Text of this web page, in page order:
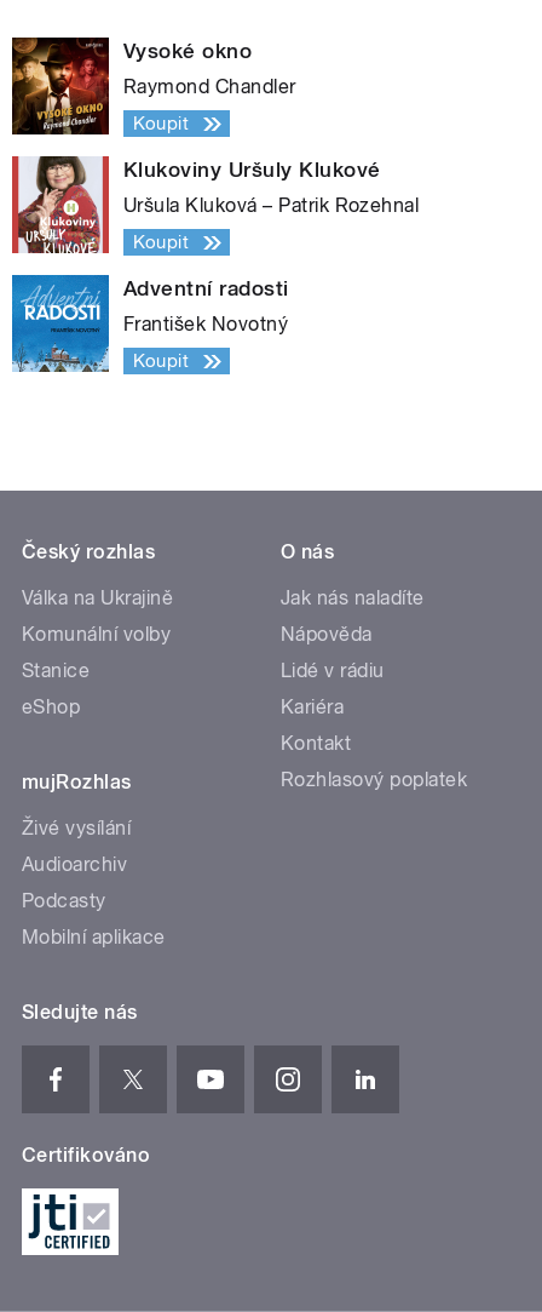
Vysoké okno
Raymond Chandler
Koupit
Klukoviny Uršuly Klukové
Uršula Kluková – Patrik Rozehnal
Koupit
Adventní radosti
František Novotný
Koupit
Český rozhlas
Válka na Ukrajině
Komunální volby
Stanice
eShop
mujRozhlas
Živé vysílání
Audioarchiv
Podcasty
Mobilní aplikace
O nás
Jak nás naladíte
Nápověda
Lidé v rádiu
Kariéra
Kontakt
Rozhlasový poplatek
Sledujte nás
Certifikováno